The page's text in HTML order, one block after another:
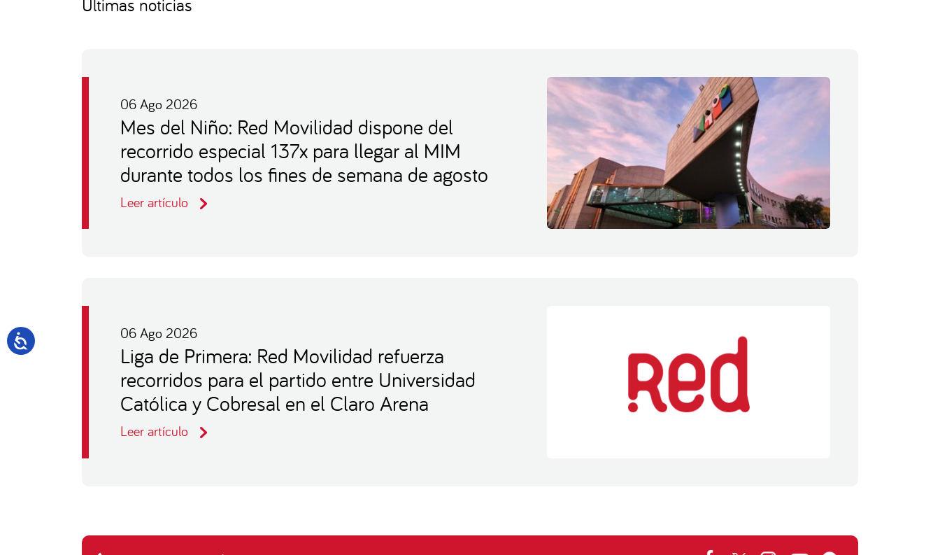
Últimas noticias
06 Ago 2026
Mes del Niño: Red Movilidad dispone del
recorrido especial 137x para llegar al MIM
durante todos los fines de semana de agosto
Leer artículo
06 Ago 2026
Liga de Primera: Red Movilidad refuerza
recorridos para el partido entre Universidad
Católica y Cobresal en el Claro Arena
Leer artículo